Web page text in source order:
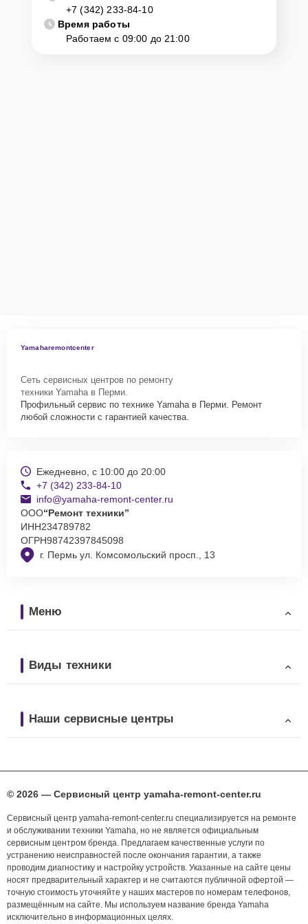
диагностику и ремонт. Для этого нужно позвонить по телефону
горячей линии или оставить заявку, согласовать удобное время и
подъехать по адресу: г. Пермь, ул. Комсомольский просп., 13.
+7 (342) 233-84-10
Время работы
Работаем с 09:00 до 21:00
Yamaharemontcenter
Сеть сервисных центров по ремонту
техники Yamaha в Перми.
Профильный сервис по технике Yamaha в Перми. Ремонт
любой сложности с гарантией качества.
г. Пермь ул. Комсомольский просп., 13
Ежедневно, с 10:00 до 20:00
+7 (342) 233-84-10
info@yamaha-remont-center.ru
ООО“Ремонт техники”
ИНН234789782
ОГРН98742397845098
Меню
Виды техники
Наши сервисные центры
© 2026 — Сервисный центр yamaha-remont-center.ru
Сервисный центр yamaha-remont-center.ru специализируется на ремонте
и обслуживании техники Yamaha, но не является официальным
сервисным центром бренда. Предлагаем качественные услуги по
устранению неисправностей после окончания гарантии, а также
проводим диагностику и настройку устройств. Указанные на сайте цены
носят предварительный характер и не считаются публичной офертой —
точную стоимость уточняйте у наших мастеров по номерам телефонов,
размещённым на сайте. Мы используем название бренда Yamaha
исключительно в информационных целях.